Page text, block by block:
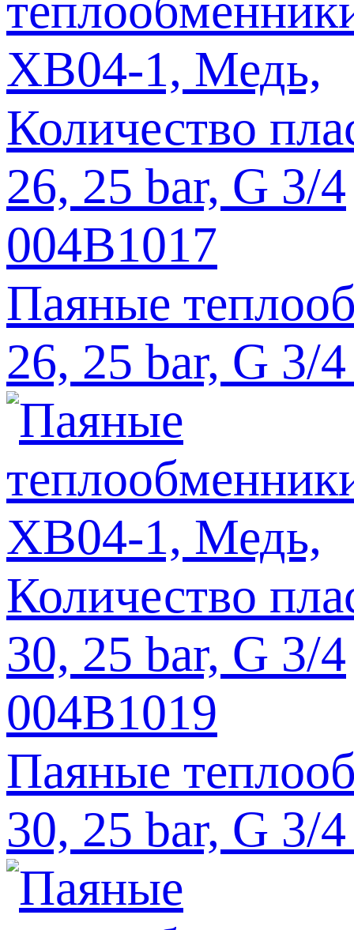
Паяные
26, 25 bar, G 3/
Паяные
30, 25 bar, G 3/